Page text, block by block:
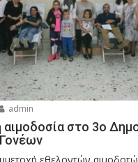
admin
αιμοδοσία στο 3ο